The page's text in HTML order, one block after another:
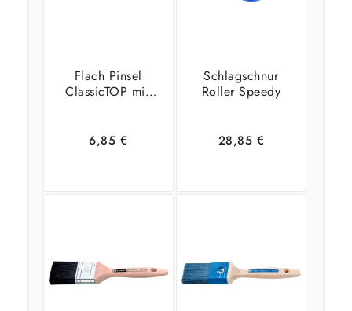
Flach Pinsel
ClassicTOP mix
6,85 €
Schlagschnur
Roller Speedy
28,85 €